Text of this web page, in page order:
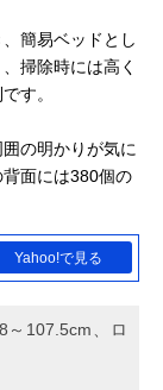
簡易ベッドとし
掃除時には高く
す。
の明かりが気に
面には380個の
Yahoo!で見る
107.5cm、ロ